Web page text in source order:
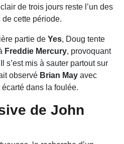
de trois jours reste l’un des
cette période.
partie de Yes, Doug tente
Freddie Mercury, provoquant
s’est mis à sauter partout sur
observé Brian May avec
dans la foulée.
de John